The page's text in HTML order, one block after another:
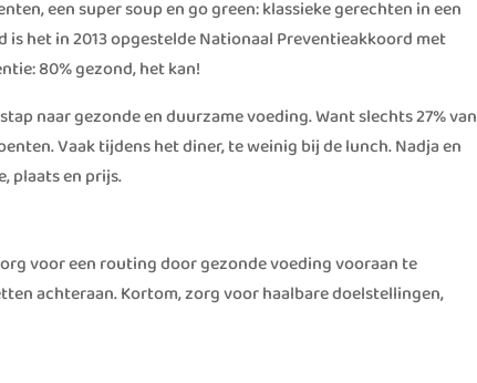
een super soup en go green: klassieke gerechten in een
het in 2013 opgestelde Nationaal Preventieakkoord met
80% gezond, het kan!
naar gezonde en duurzame voeding. Want slechts 27% van
Vaak tijdens het diner, te weinig bij de lunch. Nadja en
plaats en prijs.
voor een routing door gezonde voeding vooraan te
achteraan. Kortom, zorg voor haalbare doelstellingen,